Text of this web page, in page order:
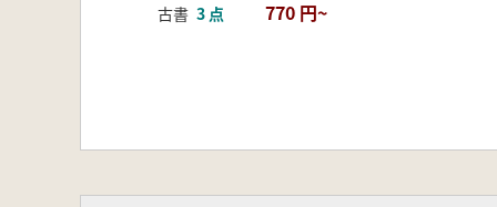
古書 3 点 770 円~